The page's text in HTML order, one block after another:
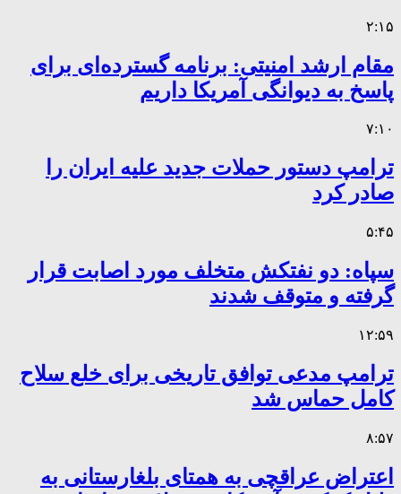
۲:۱۵
مقام ارشد امنیتی: برنامه گسترده‌ای برای
پاسخ به دیوانگی آمریکا داریم
۷:۱۰
ترامپ دستور حملات جدید علیه ایران را
صادر کرد
۵:۴۵
سپاه: دو نفتکش متخلف مورد اصابت قرار
گرفته و متوقف شدند
۱۲:۵۹
ترامپ مدعی توافق تاریخی برای خلع سلاح
کامل حماس شد
۸:۵۷
اعتراض عراقچی به همتای بلغارستانی به